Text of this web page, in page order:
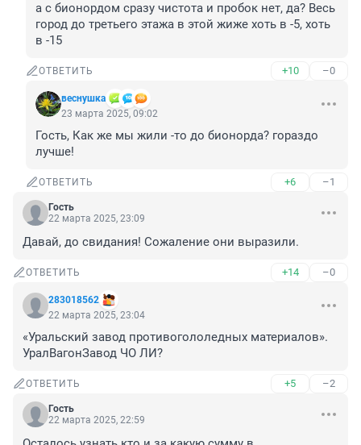
а с бионордом сразу чистота и пробок нет, да? Весь
город до третьего этажа в этой жиже хоть в -5, хоть
в -15
ОТВЕТИТЬ +10 –0
веснушка
23 марта 2025, 09:02
Гость, Как же мы жили -то до бионорда? гораздо
лучше!
ОТВЕТИТЬ +6 –1
Гость
22 марта 2025, 23:09
Давай, до свидания! Сожаление они выразили.
ОТВЕТИТЬ +14 –0
283018562
22 марта 2025, 23:04
«Уральский завод противогололедных материалов».
УралВагонЗавод ЧО ЛИ?
ОТВЕТИТЬ +5 –2
Гость
22 марта 2025, 22:59